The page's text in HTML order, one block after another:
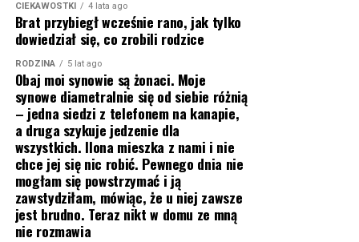
CIEKAWOSTKI 4 lata ago
Brat przybiegł wcześnie rano, jak tylko
dowiedział się, co zrobili rodzice
RODZINA 5 lat ago
Obaj moi synowie są żonaci. Moje
synowe diametralnie się od siebie różnią
– jedna siedzi z telefonem na kanapie,
a druga szykuje jedzenie dla
wszystkich. Ilona mieszka z nami i nie
chce jej się nic robić. Pewnego dnia nie
mogłam się powstrzymać i ją
zawstydziłam, mówiąc, że u niej zawsze
jest brudno. Teraz nikt w domu ze mną
nie rozmawia